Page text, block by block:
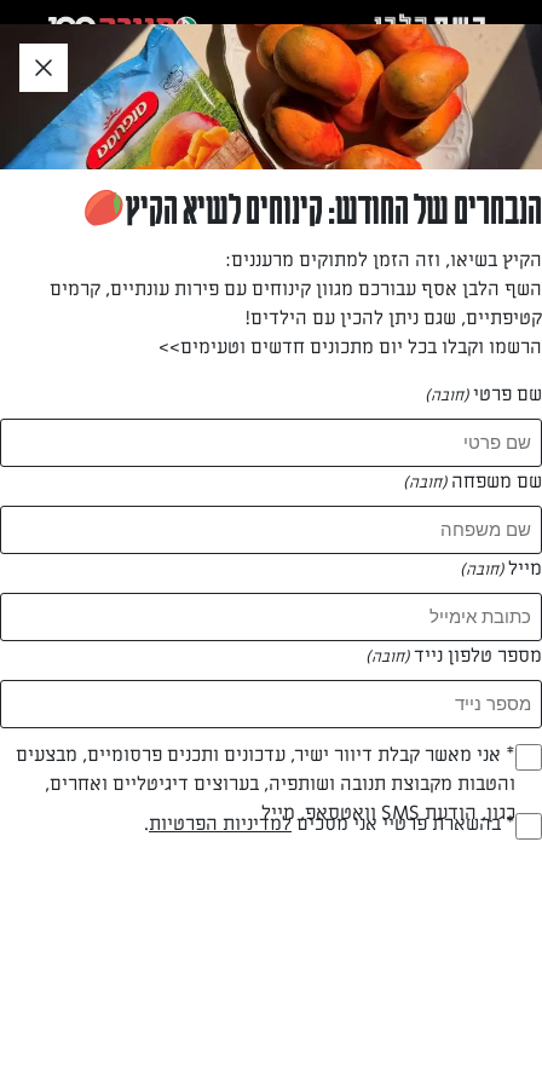
לאזור
תוכן
תחתון
חזרה לעמוד הבית
רינת יונתנוב
—
המתכונים של
0 מתכונים
המאמרים של רינת יונתנוב
הנבחרים של החודש: קינוחים לשיא הקיץ
הקיץ בשיאו, וזה הזמן למתוקים מרעננים:
השף הלבן אסף עבורכם מגוון קינוחים עם פירות עונתיים, קרמים
קטיפתיים, שגם ניתן להכין עם הילדים!
הרשמו וקבלו בכל יום מתכונים חדשים וטעימים>>
שם פרטי(חובה)
שם משפחה (חובה)
מייל(חובה)
מספר טלפון נייד(חובה)
Opt_In
(חובה)
* אני מאשר קבלת דיוור ישיר, עדכונים ותכנים פרסומיים, מבצעים
והטבות מקבוצת תנובה ושותפיה, בערוצים דיגיטליים ואחרים,
כגון, הודעת SMS וואטסאפ, מייל
RegulationsApproved
* בהשארת פרטיי אני מסכיםלמדיניות הפרטיות.